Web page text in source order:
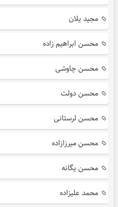
مجید یلان
محسن ابراهیم زاده
محسن چاوشی
محسن دولت
محسن لرستانی
محسن میرزازاده
محسن یگانه
محمد علیزاده